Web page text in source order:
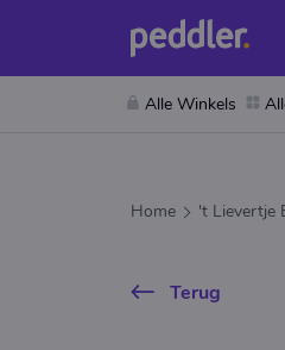
Alle Winkels
Home 't Lievertje
Terug